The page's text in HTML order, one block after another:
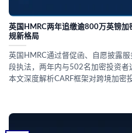
英国HMRC两年追缴逾800万英镑加
规新格局
英国HMRC通过督促函、自愿披露
段执法，两年内与502名加密投资者
本文深度解析CARF框架对跨境加密